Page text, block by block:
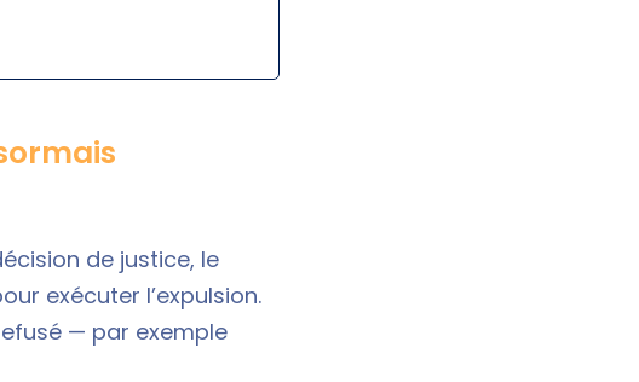
de justice, le
exécuter l’expulsion.
— par exemple